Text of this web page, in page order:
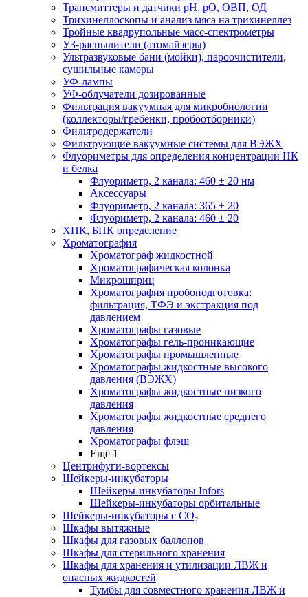
Трансмиттеры и датчики рН, рО, ОВП, ОД
Трихинеллоскопы и анализ мяса на трихинеллез
Тройные квадрупольные масс-спектрометры
УЗ-распылители (атомайзеры)
Ультразвуковые бани (мойки), пароочистители,
сушильные камеры
УФ-лампы
УФ-облучатели дозированные
Фильтрация вакуумная для микробиологии
(коллекторы/гребенки, пробоотборники)
Фильтродержатели
Фильтрующие вакуумные системы для ВЭЖХ
Флуориметры для определения концентрации НК
и белка
Флуориметр, 2 канала: 460 ± 20 нм
Аксессуары
Флуориметр, 2 канала: 365 ± 20
Флуориметр, 2 канала: 460 ± 20
ХПК, БПК определение
Хроматография
Хроматограф жидкостной
Хроматографическая колонка
Микрошприц
Хроматография пробоподготовка:
фильтрация, ТФЭ и экстракция под
давлением
Хроматографы газовые
Хроматографы гель-проникающие
Хроматографы промышленные
Хроматографы жидкостные высокого
давления (ВЭЖХ)
Хроматографы жидкостные низкого
давления
Хроматографы жидкостные среднего
давления
Хроматографы флэш
Ещё 1
Центрифуги-вортексы
Шейкеры-инкубаторы
Шейкеры-инкубаторы Infors
Шейкеры-инкубаторы орбитальные
Шейкеры-инкубаторы с CО₂
Шкафы вытяжные
Шкафы для газовых баллонов
Шкафы для стерильного хранения
Шкафы для хранения и утилизации ЛВЖ и
опасных жидкостей
Тумбы для совместного хранения ЛВЖ и